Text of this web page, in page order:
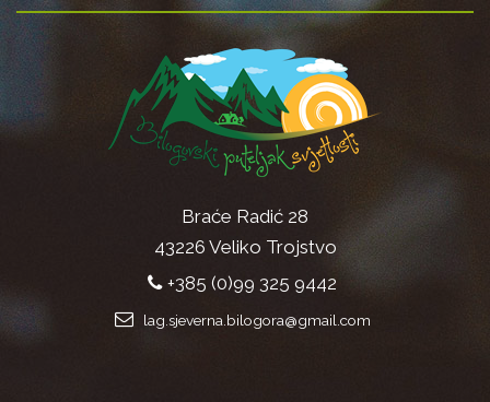
Braće Radić 28
43226 Veliko Trojstvo
+385 (0)99 325 9442
lag.sjeverna.bilogora@gmail.com